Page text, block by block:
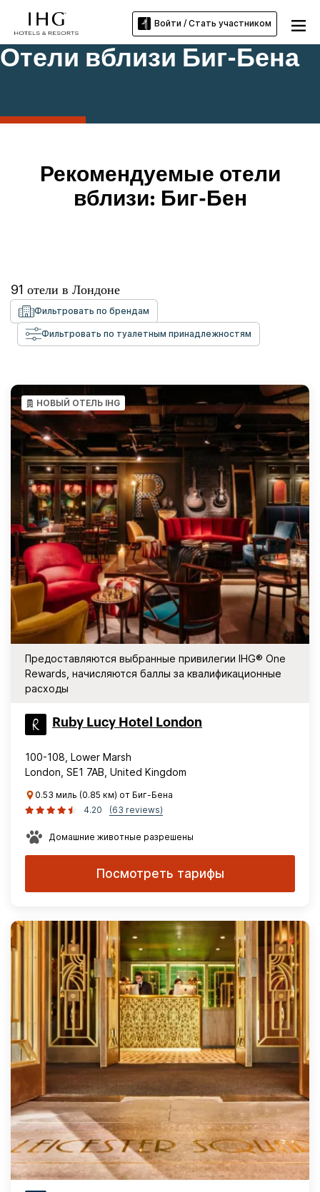
Войти / Стать участником
Отели вблизи Биг-Бена
Рекомендуемые отели
вблизи: Биг-Бен
91 отели в Лондоне
Фильтровать по брендам
Фильтровать по туалетным принадлежностям
НОВЫЙ ОТЕЛЬ IHG
Предоставляются выбранные привилегии IHG® One
Rewards, начисляются баллы за квалификационные
расходы
Ruby Lucy Hotel London
100-108, Lower Marsh
London, SE1 7AB, United Kingdom
0.53 миль (0.85 км) от Биг-Бена
4.20
(63 reviews)
Домашние животные разрешены
Посмотреть тарифы